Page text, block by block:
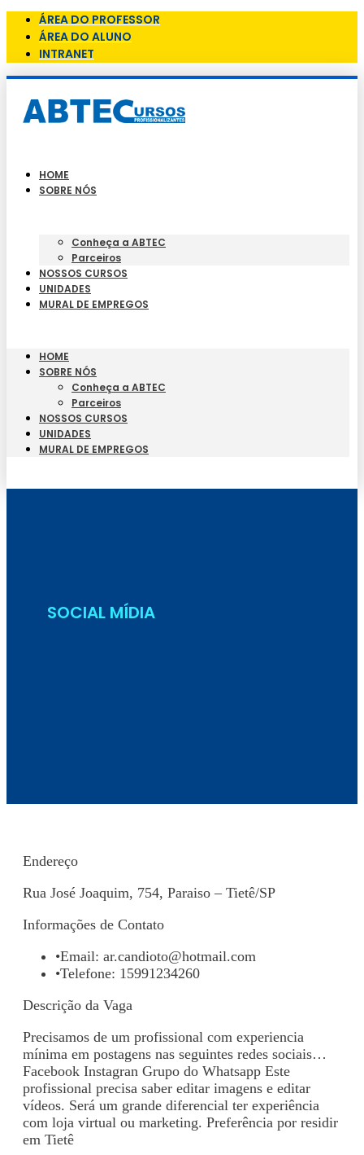
ÁREA DO PROFESSOR
ÁREA DO ALUNO
INTRANET
HOME
SOBRE NÓS
Conheça a ABTEC
Parceiros
NOSSOS CURSOS
UNIDADES
MURAL DE EMPREGOS
HOME
SOBRE NÓS
Conheça a ABTEC
Parceiros
NOSSOS CURSOS
UNIDADES
MURAL DE EMPREGOS
SOCIAL MÍDIA
Endereço
Rua José Joaquim, 754, Paraiso – Tietê/SP
Informações de Contato
•Email: ar.candioto@hotmail.com
•Telefone: 15991234260
Descrição da Vaga
Precisamos de um profissional com experiencia
mínima em postagens nas seguintes redes sociais…
Facebook Instagran Grupo do Whatsapp Este
profissional precisa saber editar imagens e editar
vídeos. Será um grande diferencial ter experiência
com loja virtual ou marketing. Preferência por residir
em Tietê